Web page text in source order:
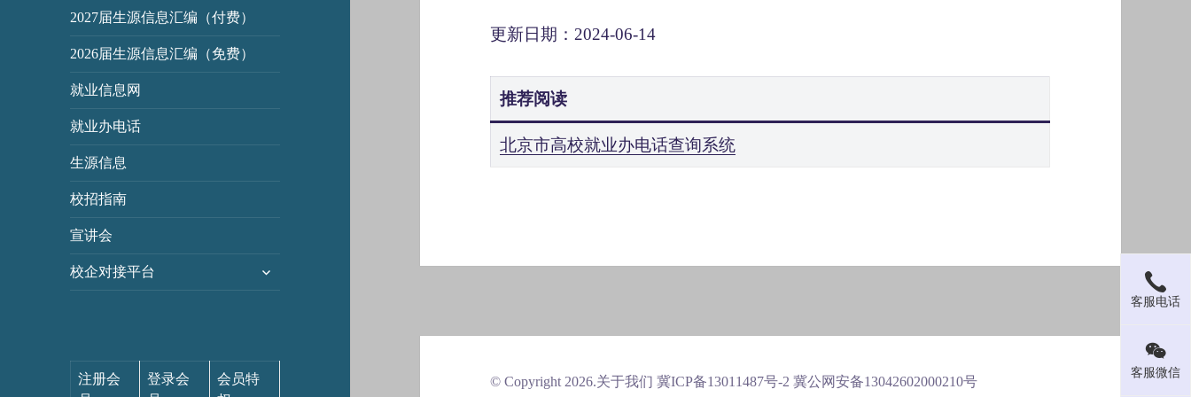
2027届生源信息汇编（付费）
2026届生源信息汇编（免费）
就业信息网
就业办电话
生源信息
校招指南
宣讲会
校企对接平台
注册会
登录会
会员特
更新日期：2024-06-14
推荐阅读
北京市高校就业办电话查询系统
客服电话
客服微信
© Copyright 2026.关于我们 冀ICP备13011487号-2 冀公网安备13042602000210号